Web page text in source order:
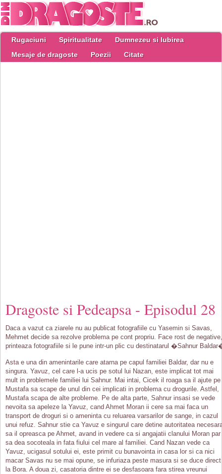
Rugaciuni Spiritualitate
Dumnezeu si Iubirea
Mesaje de dragoste
Poezii Citate
Dragoste si Pedeapsa - Episodul 28
Daca a vazut ca ziarele nu au publicat fotografiile cu Yasemin si Savas,
Mehmet decide sa rezolve problema pe cont propriu. Face rost de negative,
printeaza fotografiile si le pune intr-un plic cu destinatarul �Sahnur
Asta e una din amenintarile care atarna pe capul familiei Baldar, dar nu e
singura. Yavuz, cel care l-a ucis pe sotul lui Nazan, este implicat tot mai
mult in problemele familiei lui Sahnur. Mai intai, Cicek il roaga sa il ajute pe
Mustafa sa scape de unul din cei implicati in problema cu drogurile. Astfel,
Mustafa scapa de alte probleme. Pe de alta parte, Sahnur insasi se vede
nevoita sa apeleze la Yavuz, cand Ahmet Moran ii cere sa mai faca un
transport de droguri si o ameninta cu reluarea varsarilor de sange, in cazul
unui refuz. Sahnur stie ca Yavuz e singurul care detine autoritatea
sa il opreasca pe Ahmet, avand in vedere ca si angajatii clanului Moran par
sa dea socoteala in fata fiului cel mare al familiei. Cand Nazan vede ca
Yavuz, ucigasul sotului ei, este primit cu bunavointa in casa lor si ca nici
macar Savas nu se mai opune, se infuriaza peste masura si se duce direct
la Bora. A doua zi, casatoria dintre ei se desfasoara fara stirea vreunui